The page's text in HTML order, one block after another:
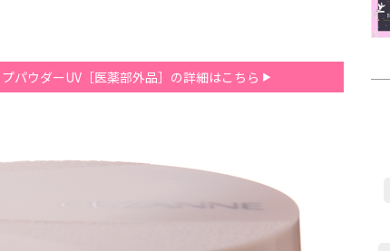
パウダーUV［医薬部外品］の詳細はこちら